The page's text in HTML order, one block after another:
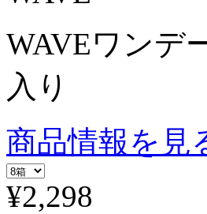
WAVEワンデ
入り
商品情報を見
¥2,298